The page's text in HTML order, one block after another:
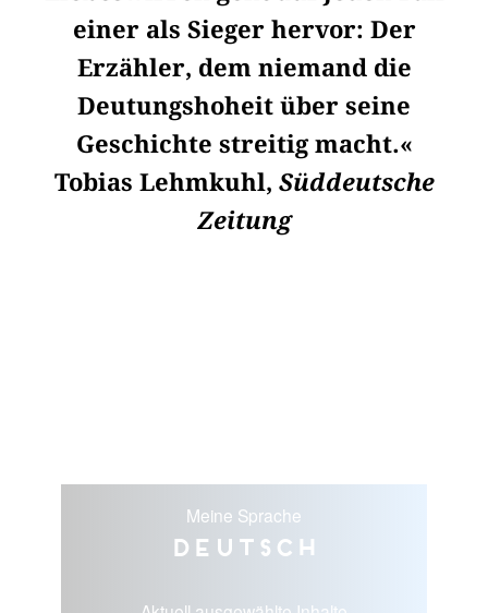
einer als Sieger hervor: Der
Erzähler, dem niemand die
Deutungshoheit über seine
Geschichte streitig macht.«
Tobias Lehmkuhl, Süddeutsche
Zeitung
Meine Sprache
Deutsch